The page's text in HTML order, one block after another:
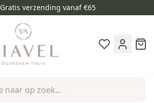
Gratis verzending vanaf €65
Cart